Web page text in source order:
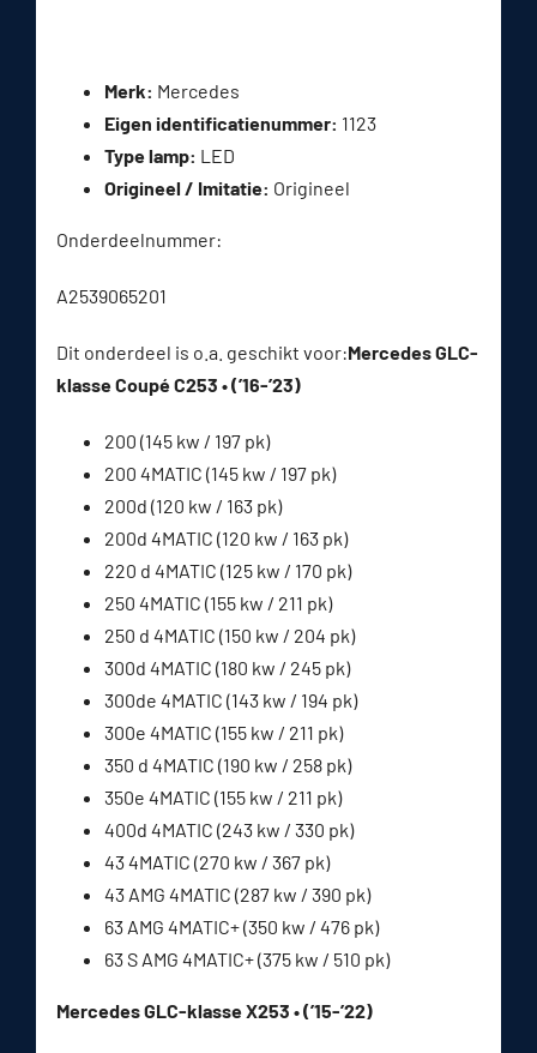
Merk: Mercedes
Eigen identificatienummer: 1123
Type lamp: LED
Origineel / Imitatie: Origineel
Onderdeelnummer:
A2539065201
Dit onderdeel is o.a. geschikt voor:Mercedes GLC-
klasse Coupé C253 • (’16-’23)
200 (145 kw / 197 pk)
200 4MATIC (145 kw / 197 pk)
200d (120 kw / 163 pk)
200d 4MATIC (120 kw / 163 pk)
220 d 4MATIC (125 kw / 170 pk)
250 4MATIC (155 kw / 211 pk)
250 d 4MATIC (150 kw / 204 pk)
300d 4MATIC (180 kw / 245 pk)
300de 4MATIC (143 kw / 194 pk)
300e 4MATIC (155 kw / 211 pk)
350 d 4MATIC (190 kw / 258 pk)
350e 4MATIC (155 kw / 211 pk)
400d 4MATIC (243 kw / 330 pk)
43 4MATIC (270 kw / 367 pk)
43 AMG 4MATIC (287 kw / 390 pk)
63 AMG 4MATIC+ (350 kw / 476 pk)
63 S AMG 4MATIC+ (375 kw / 510 pk)
Mercedes GLC-klasse X253 • (’15-’22)